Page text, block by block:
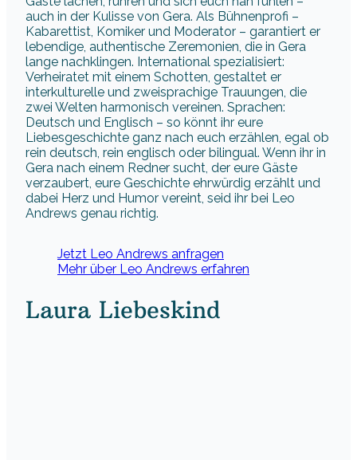
auch in der Kulisse von Gera. Als Bühnenprofi –
Kabarettist, Komiker und Moderator – garantiert er
lebendige, authentische Zeremonien, die in Gera
lange nachklingen. International spezialisiert:
Verheiratet mit einem Schotten, gestaltet er
interkulturelle und zweisprachige Trauungen, die
zwei Welten harmonisch vereinen. Sprachen:
Deutsch und Englisch – so könnt ihr eure
Liebesgeschichte ganz nach euch erzählen, egal ob
rein deutsch, rein englisch oder bilingual. Wenn ihr in
Gera nach einem Redner sucht, der eure Gäste
verzaubert, eure Geschichte ehrwürdig erzählt und
dabei Herz und Humor vereint, seid ihr bei Leo
Andrews genau richtig.
Jetzt Leo Andrews anfragen
Mehr über Leo Andrews erfahren
Laura Liebeskind